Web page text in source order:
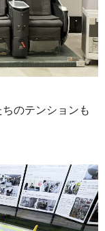
のテンションも